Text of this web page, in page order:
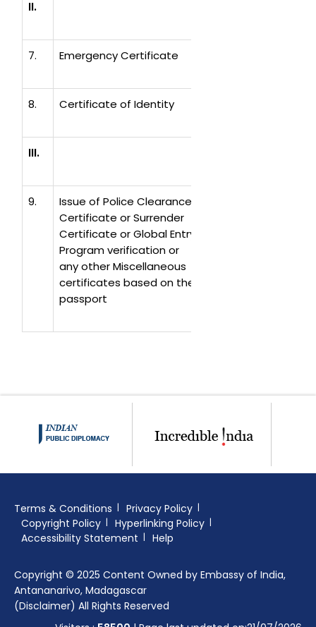
II.
7. Emergency Certificate
8. Certificate of Identity
III.
9.
Issue of Police Clearance
Certificate or Surrender
Certificate or Global Entry
Program verification or
any other Miscellaneous
certificates based on the
passport
Terms & Conditions
Privacy Policy
Copyright Policy
Hyperlinking Policy
Accessibility Statement
Help
Copyright © 2025 Content Owned by Embassy of India,
Antananarivo, Madagascar
(Disclaimer) All Rights Reserved